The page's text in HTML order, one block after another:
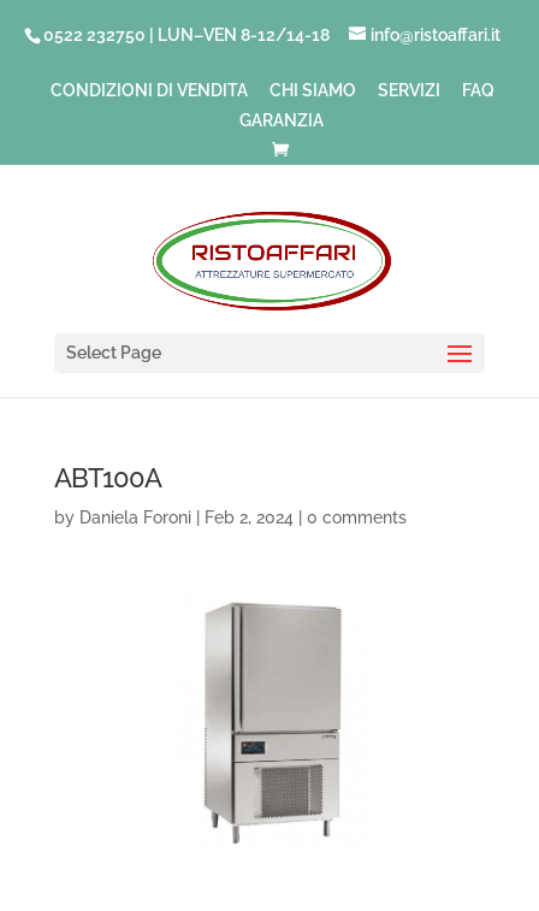
0522 232750 | LUN–VEN 8-12/14-18 info@ristoaffari.it
CONDIZIONI DI VENDITA CHI SIAMO SERVIZI
FAQ
GARANZIA
Select Page
ABT100A
by Daniela Foroni| Feb 2, 2024 0 comments